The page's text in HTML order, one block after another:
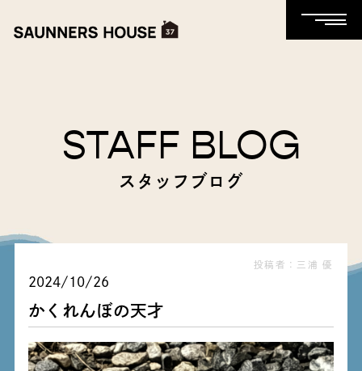
STAFF BLOG
スタッフブログ
投稿者：三浦 優
2024/10/26
かくれんぼの天才